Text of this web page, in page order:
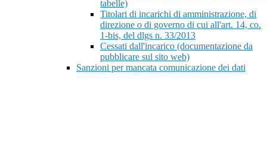
tabelle)
Titolari di incarichi di amministrazione, di
direzione o di governo di cui all'art. 14, co.
1-bis, del dlgs n. 33/2013
Cessati dall'incarico (documentazione da
pubblicare sul sito web)
Sanzioni per mancata comunicazione dei dati